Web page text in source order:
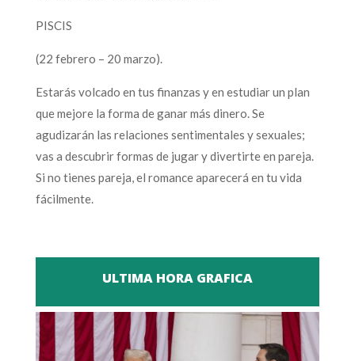
PISCIS
(22 febrero – 20 marzo).
Estarás volcado en tus finanzas y en estudiar un plan
que mejore la forma de ganar más dinero. Se
agudizarán las relaciones sentimentales y sexuales;
vas a descubrir formas de jugar y divertirte en pareja.
Si no tienes pareja, el romance aparecerá en tu vida
fácilmente.
ULTIMA HORA GRAFICA